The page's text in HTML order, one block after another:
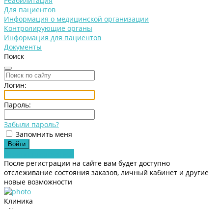
Для пациентов
Информация о медицинской организации
Контролирующие органы
Информация для пациентов
Документы
Поиск
Логин:
Пароль:
Забыли пароль?
Запомнить меня
После регистрации на сайте вам будет доступно
отслеживание состояния заказов, личный кабинет и другие
новые возможности
Клиника